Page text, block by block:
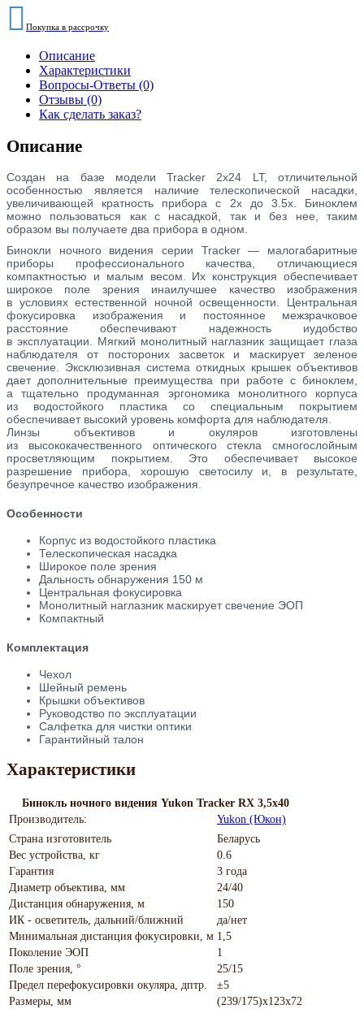
Покупка в рассрочку
Описание
Характеристики
Вопросы-Ответы (0)
Отзывы (0)
Как сделать заказ?
Описание
Создан на
базе модели Tracker 2x24 LT, отличительной
особенностью является наличие телескопической насадки,
увеличивающей кратность прибора с
2х до
3.5х. Биноклем
можно пользоваться как с
насадкой, так и
без нее, таким
образом вы получаете два прибора в одном.
Бинокли ночного видения серии Tracker
— малогабаритные
приборы профессионального качества, отличающиеся
компактностью и
малым весом. Их конструкция обеспечивает
широкое поле зрения инаилучшее качество изображения
в условиях естественной ночной освещенности. Центральная
фокусировка изображения и
постоянное межзрачковое
расстояние обеспечивают надежность иудобство
в эксплуатации. Мягкий монолитный наглазник защищает глаза
наблюдателя от
постороних засветок и
маскирует зеленое
свечение. Эксклюзивная система откидных крышек объективов
дает дополнительные преимущества при работе с биноклем,
а
тщательно продуманная эргономика монолитного корпуса
из
водостойкого пластика со
специальным покрытием
обеспечивает высокий уровень комфорта для наблюдателя.
Линзы объективов и
окуляров изготовлены
из
высококачественного оптического стекла смногослойным
просветляющим покрытием. Это обеспечивает высокое
разрешение прибора, хорошую светосилу и, в
результате,
безупречное качество изображения.
Особенности
Корпус из водостойкого пластика
Телескопическая насадка
Широкое поле зрения
Дальность обнаружения 150 м
Центральная фокусировка
Монолитный наглазник маскирует свечение ЭОП
Компактный
Комплектация
Чехол
Шейный ремень
Крышки объективов
Руководство по эксплуатации
Салфетка для чистки оптики
Гарантийный талон
Характеристики
Бинокль ночного видения Yukon Tracker RX 3,5x40
Производитель:
Yukon (Юкон)
Страна изготовитель
Беларусь
Вес устройства, кг
0.6
Гарантия
3 года
Диаметр объектива, мм
24/40
Дистанция обнаружения, м
150
ИК - осветитель, дальний/ближний
да/нет
Минимальная дистанция фокусировки, м 1,5
Поколение ЭОП
1
Поле зрения, °
25/15
Предел перефокусировки окуляра, дптр.
±5
Размеры, мм
(239/175)x123x72